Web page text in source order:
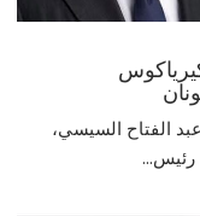
الفتاح السيسي،
رئيس...